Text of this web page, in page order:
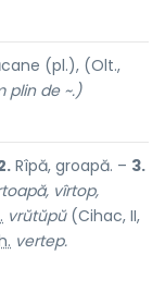
(pl.), (Olt.,
plin de ~.)
Rîpă, groapă. – 3.
vîrtop,
vrŭtŭpŭ(Cihac, II,
vertep.